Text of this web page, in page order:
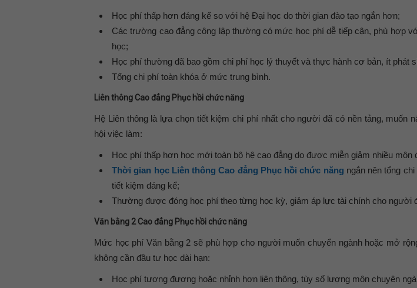
Học phí thấp hơn đáng kể so với hệ Đại học do thời gian đào tạo ngắn hơn;
Các trường cao đẳng công lập thường có mức học phídễ tiếp cận, phù hợp
học;
Học phí thường đã bao gồm chi phí học lý thuyết và thực hành cơ bản, ít phát
Tổng chi phí toàn khóa ở mức trung bình.
Liên thông Cao đẳng Phục hồi chức năng
Hệ Liên thông là lựa chọn tiết kiệm chi phí nhất cho người đã có nền tảng, muốn
hội việc làm:
Học phí thấp hơn học mới toàn bộ hệ cao đẳng do được miễn giảm nhiều môn
Thời gian học Liên thông Cao đẳng Phục hồi chức năng ngắn nêntổng chi
tiết kiệm đáng kể;
Thường được đóng học phí theo từng học kỳ, giảm áp lực tài chính cho người
Văn bằng 2 Cao đẳng Phục hồi chức năng
Mức học phí Văn bằng 2 sẽ phù hợp cho người muốn chuyển ngành hoặc mở
không cần đầu tư học dài hạn:
Học phí tương đương hoặc nhỉnh hơn liên thông, tùy số lượng môn chuyên